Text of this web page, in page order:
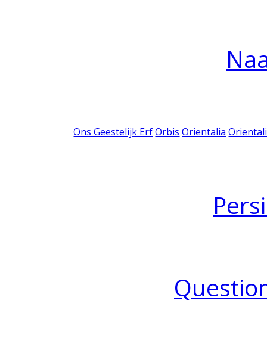
Ons Geestelijk Erf Orbis Orientalia